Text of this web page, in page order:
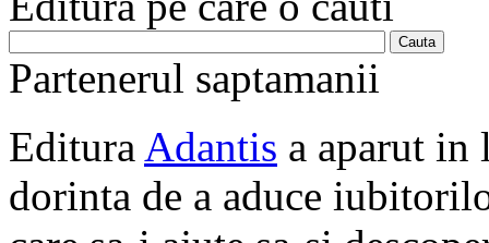
Partenerul saptamanii
Editura Adantis a aparut in
dorinta de a aduce